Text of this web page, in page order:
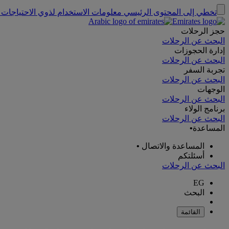
تخطي إلى المحتوى الرئيسي معلومات الاستخدام لذوي
حجز الرحلات
البحث عن الرحلات
إدارة الحجوزات
البحث عن الرحلات
تجربة السفر
البحث عن الرحلات
الوجهات
البحث عن الرحلات
برنامج الولاء
البحث عن الرحلات
المساعدة•
المساعدة والاتصال •
أسئلتكم
البحث عن الرحلات
EG
البحث
القائمة